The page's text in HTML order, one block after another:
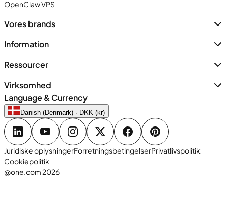
OpenClaw VPS
Vores brands
Information
Ressourcer
Virksomhed
Language & Currency
Danish (Denmark) · DKK (kr)
Juridiske oplysningerForretningsbetingelserPrivatlivspolitik
Cookiepolitik
@one.com 2026